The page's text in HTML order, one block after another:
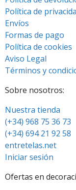
Política de
Envíos
Formas de pago
Política de cookies
Aviso Legal
Términos y
Sobre nosotros:
Nuestra tienda
(+34) 968 75 36 73
(+34) 694 21 92 58
entretelas.net
Iniciar sesión
Ofertas en